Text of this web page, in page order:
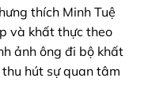
thích Minh Tuệ
và khất thực theo
ảnh ông đi bộ khất
hút sự quan tâm